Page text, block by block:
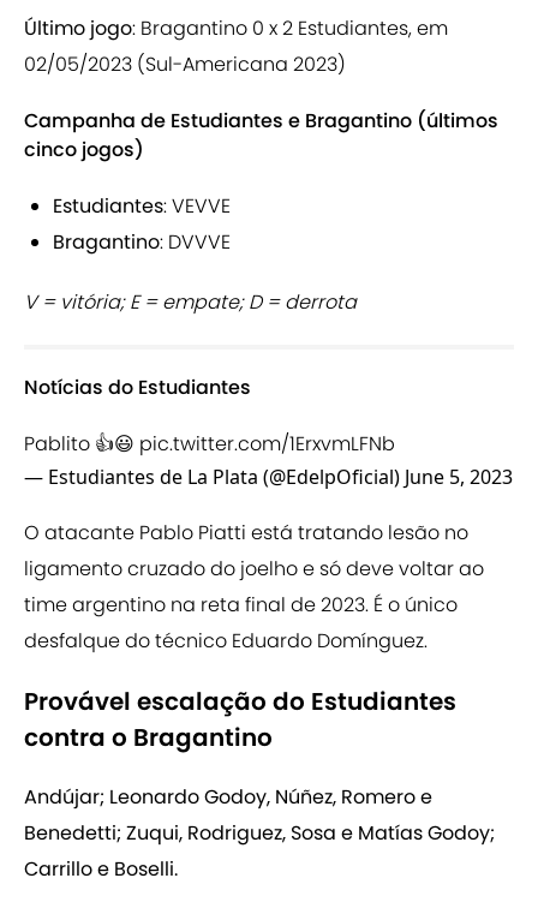
Último jogo: Bragantino 0 x 2 Estudiantes, em
02/05/2023 (Sul-Americana 2023)
Campanha de Estudiantes e Bragantino (últimos
cinco jogos)
Estudiantes: VEVVE
Bragantino: DVVVE
V = vitória; E = empate; D = derrota
Notícias do Estudiantes
Pablito 👍😃 pic.twitter.com/1ErxvmLFNb
— Estudiantes de La Plata (@EdelpOficial) June 5, 2023
O atacante Pablo Piatti está tratando lesão no
ligamento cruzado do joelho e só deve voltar ao
time argentino na reta final de 2023. É o único
desfalque do técnico Eduardo Domínguez.
Provável escalação do Estudiantes
contra o Bragantino
Andújar; Leonardo Godoy, Núñez, Romero e
Benedetti; Zuqui, Rodriguez, Sosa e Matías Godoy;
Carrillo e Boselli.